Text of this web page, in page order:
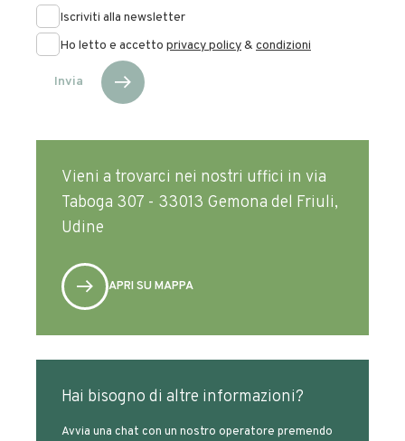
Iscriviti alla newsletter
Ho letto e accetto privacy policy& condizioni
Invia
Vieni a trovarci nei nostri uffici in via
Taboga 307 - 33013 Gemona del Friuli,
Udine
APRI SU MAPPA
Hai bisogno di altre informazioni?
Avvia una chat con un nostro operatore premendo